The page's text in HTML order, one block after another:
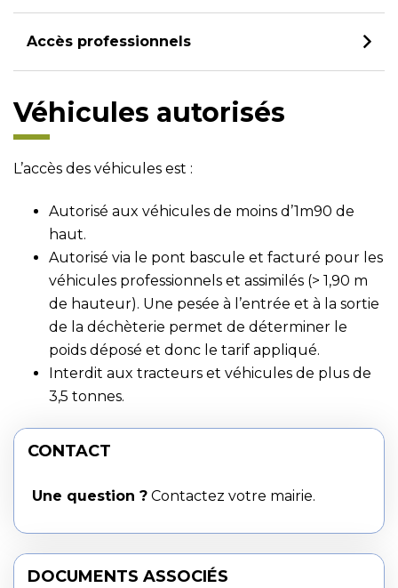
Accès professionnels
Véhicules autorisés
L’accès des véhicules est :
Autorisé aux véhicules de moins d’1m90 de
haut.
Autorisé via le pont bascule et facturé pour les
véhicules professionnels et assimilés (> 1,90 m
de hauteur). Une pesée à l’entrée et à la sortie
de la déchèterie permet de déterminer le
poids déposé et donc le tarif appliqué.
Interdit aux tracteurs et véhicules de plus de
3,5 tonnes.
CONTACT
Une question ? Contactez votre mairie.
DOCUMENTS ASSOCIÉS